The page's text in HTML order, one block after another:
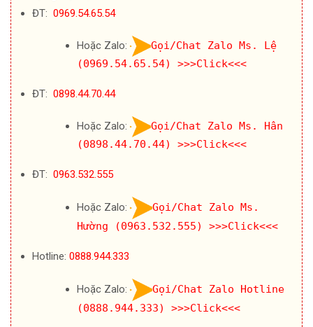
ĐT: 0969.54.65.54
Hoặc Zalo:
Gọi/Chat Zalo Ms. Lệ
(0969.54.65.54)
>>>Click<<<
ĐT: 0898.44.70.44
Hoặc Zalo:
Gọi/Chat Zalo Ms. Hân
(0898.44.70.44)
>>>Click<<<
ĐT: 0963.532.555
Hoặc Zalo:
Gọi/Chat Zalo Ms.
Hường (0963.532.555)
>>>Click<<<
Hotline: 0888.944.333
Hoặc Zalo:
Gọi/Chat Zalo Hotline
(0888.944.333)
>>>Click<<<